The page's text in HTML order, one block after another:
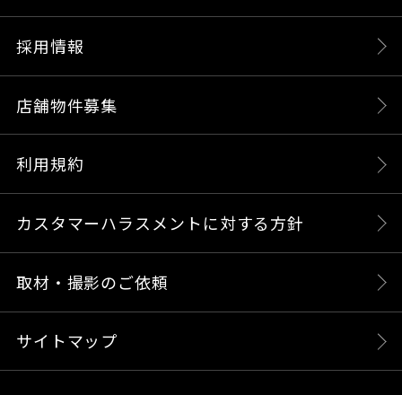
採用情報
店舗物件募集
利用規約
カスタマーハラスメントに対する方針
取材・撮影のご依頼
サイトマップ